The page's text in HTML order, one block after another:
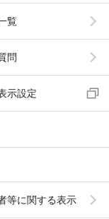
覧
問
示設定
等に関する表示